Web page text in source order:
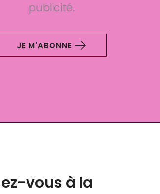
publicité.
JE M'ABONNE
vous à la